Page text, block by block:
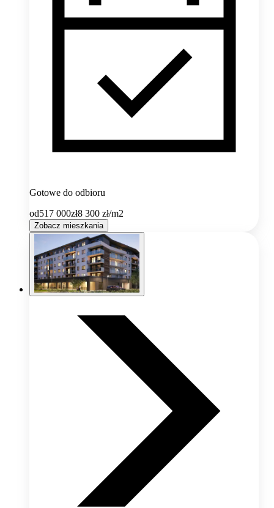
Gotowe do odbioru
od517 000zł8 300 zł/m2
Zobacz mieszkania